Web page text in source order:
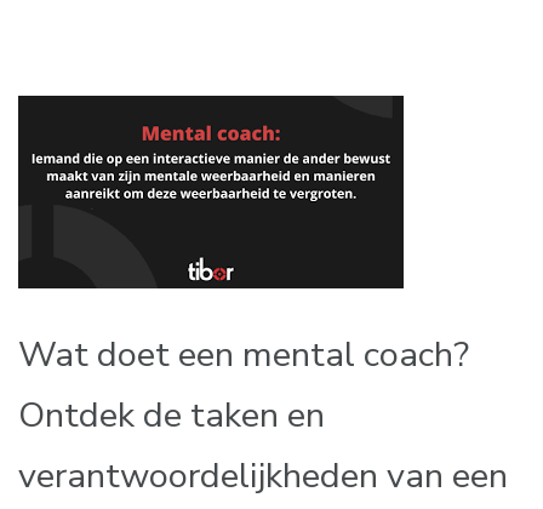
Wat doet een mental coach?
Ontdek de taken en
verantwoordelijkheden van een